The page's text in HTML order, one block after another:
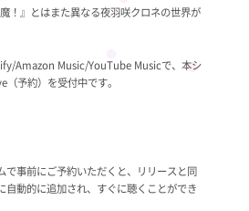
！』とはまた異なる夜羽咲クロネの世界が
Amazon Music/YouTube Musicで、本シ
予約）を受付中です。
で事前にご予約いただくと、リリースと同
自動的に追加され、すぐに聴くことができ